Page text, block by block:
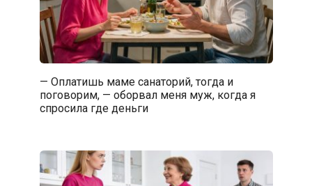
— Оплатишь маме санаторий, тогда и
поговорим, — оборвал меня муж, когда я
спросила где деньги